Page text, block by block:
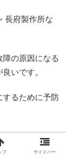
長府製作所な
の原因になる
いです。
するために予防
ームセンター
プ サイドバー